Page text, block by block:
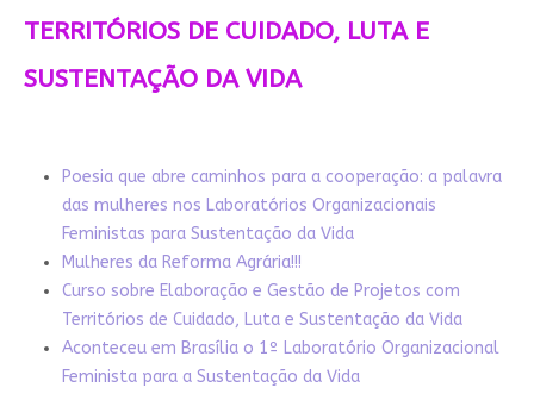
TERRITÓRIOS DE CUIDADO, LUTA E
SUSTENTAÇÃO DA VIDA
Poesia que abre caminhos para a cooperação: a palavra
das mulheres nos Laboratórios Organizacionais
Feministas para Sustentação da Vida
Mulheres da Reforma Agrária!!!
Curso sobre Elaboração e Gestão de Projetos com
Territórios de Cuidado, Luta e Sustentação da Vida
Aconteceu em Brasília o 1º Laboratório Organizacional
Feminista para a Sustentação da Vida